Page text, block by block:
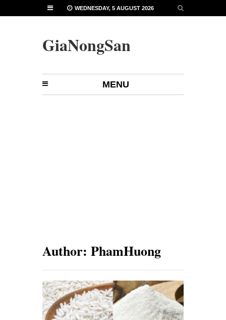
WEDNESDAY, 5 AUGUST 2026
GiaNongSan
MENU
Author: PhamHuong